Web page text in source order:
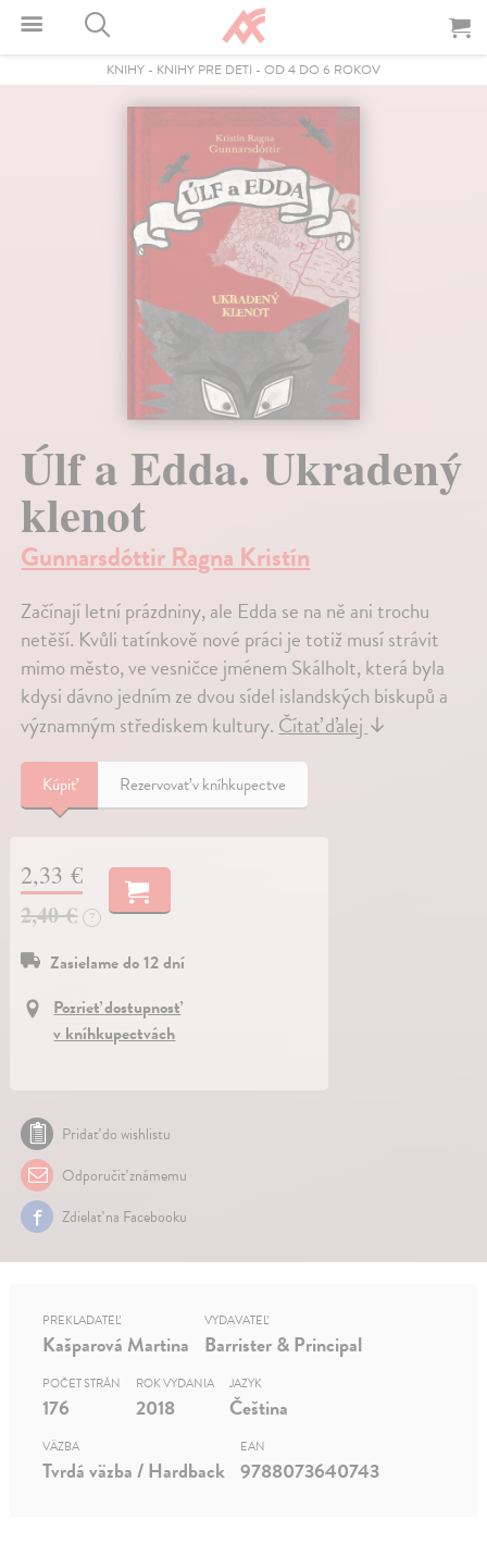
KNIHY - KNIHY PRE DETI - OD 4 DO 6 ROKOV
Úlf a Edda. Ukradený
klenot
Gunnarsdóttir Ragna Kristín
Začínají letní prázdniny, ale Edda se na ně ani trochu
netěší. Kvůli tatínkově nové práci je totiž musí strávit
mimo město, ve vesničce jménem Skálholt, která byla
kdysi dávno jedním ze dvou sídel islandských biskupů a
významným střediskem kultury.Čítať ďalej↓
Kúpiť Rezervovať v kníhkupectve
2,33 €
2,40 €
?
Zasielame do 12 dní
Pozrieť dostupnosť
v kníhkupectvách
Pridať do wishlistu
Odporučiť známemu
Zdielať na Facebooku
PREKLADATEĽ
Kašparová Martina
VYDAVATEĽ
Barrister & Principal
POČET STRÁN
176
ROK VYDANIA
2018
JAZYK
Čeština
VÄZBA
Tvrdá väzba / Hardback
EAN
9788073640743